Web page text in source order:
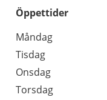
Öppettider
Dag
Öppettider
Kommentarer
Måndag
Tisdag
Onsdag
Torsdag